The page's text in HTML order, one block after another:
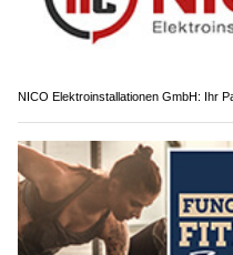
NICO Elektroinstallationen GmbH: Ihr